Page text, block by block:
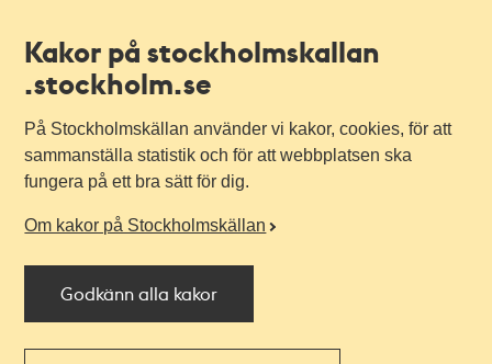
Kakor på stockholmskallan
.stockholm.se
På Stockholmskällan använder vi kakor, cookies, för att
sammanställa statistik och för att webbplatsen ska
fungera på ett bra sätt för dig.
Om kakor på Stockholmskällan
Godkänn alla kakor